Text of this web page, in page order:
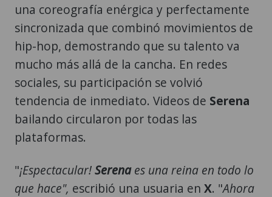
una coreografía enérgica y perfectamente
sincronizada que combinó movimientos de
hip-hop, demostrando que su talento va
mucho más allá de la cancha. En redes
sociales, su participación se volvió
tendencia de inmediato. Videos de Serena
bailando circularon por todas las
plataformas.
"¡Espectacular!Serenaes una reina en todo lo
que hace", escribió una usuaria en X. "Ahora